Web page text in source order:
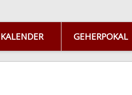
KALENDER GEHERPOKAL